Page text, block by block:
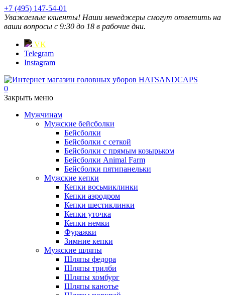
+7 (495) 147-54-01
Уважаемые клиенты! Наши менеджеры смогут ответить на
ваши вопросы с 9:30 до 18 в рабочие дни.
VK
Telegram
Instagram
0
Закрыть меню
Мужчинам
Мужские бейсболки
Бейсболки
Бейсболки с сеткой
Бейсболки с прямым козырьком
Бейсболки Animal Farm
Бейсболки пятипанельки
Мужские кепки
Кепки восьмиклинки
Кепки аэродром
Кепки шестиклинки
Кепки уточка
Кепки немки
Фуражки
Зимние кепки
Мужские шляпы
Шляпы федора
Шляпы трилби
Шляпы хомбург
Шляпы канотье